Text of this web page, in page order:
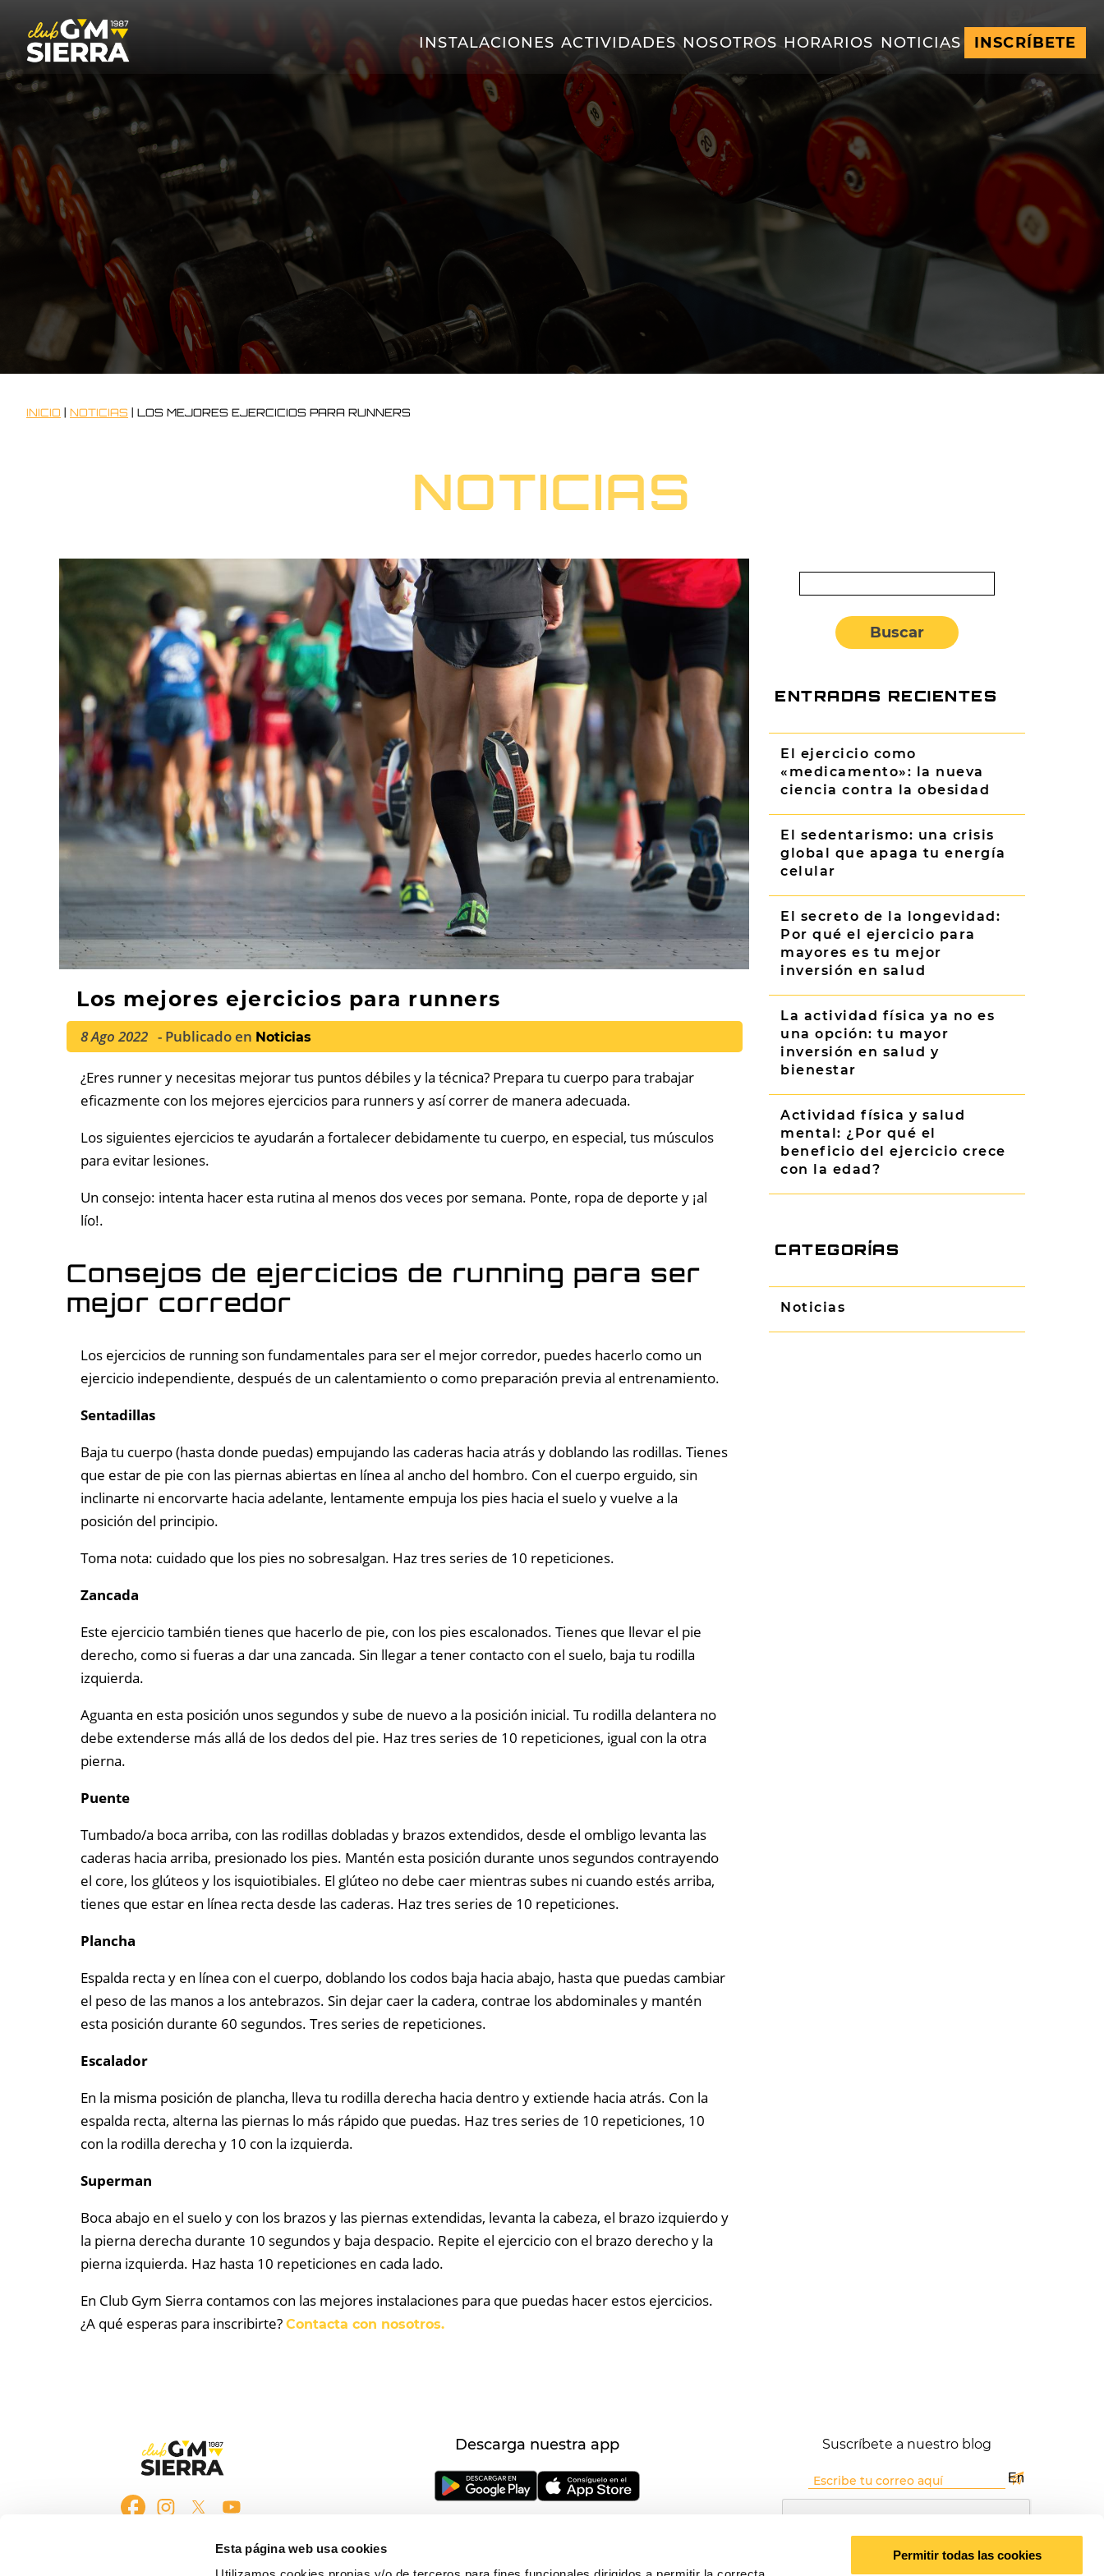
Esta página web usa cookies
Permitir todas las cookies
INSTALACIONES ACTIVIDADES NOSOTROS HORARIOS NOTICIAS INSCRÍBETE
INICIO NOTICIAS LOS MEJORES EJERCICIOS PARA RUNNERS
NOTICIAS
Los mejores ejercicios para runners
8 Ago 2022 - Publicado en Noticias
¿Eres runner y necesitas mejorar tus puntos débiles y la técnica? Prepara tu cuerpo para trabajar
eficazmente con los mejores ejercicios para runners y así correr de manera adecuada.
Los siguientes ejercicios te ayudarán a fortalecer debidamente tu cuerpo, en especial, tus músculos
para evitar lesiones.
Un consejo: intenta hacer esta rutina al menos dos veces por semana. Ponte, ropa de deporte y ¡al
lío!.
Consejos de ejercicios de running para ser
mejor corredor
Los ejercicios de running son fundamentales para ser el mejor corredor, puedes hacerlo como un
ejercicio independiente, después de un calentamiento o como preparación previa al entrenamiento.
Sentadillas
Baja tu cuerpo (hasta donde puedas) empujando las caderas hacia atrás y doblando las rodillas. Tienes
que estar de pie con las piernas abiertas en línea al ancho del hombro. Con el cuerpo erguido, sin
inclinarte ni encorvarte hacia adelante, lentamente empuja los pies hacia el suelo y vuelve a la
posición del principio.
Toma nota: cuidado que los pies no sobresalgan. Haz tres series de 10 repeticiones.
Zancada
Este ejercicio también tienes que hacerlo de pie, con los pies escalonados. Tienes que llevar el pie
derecho, como si fueras a dar una zancada. Sin llegar a tener contacto con el suelo, baja tu rodilla
izquierda.
Aguanta en esta posición unos segundos y sube de nuevo a la posición inicial. Tu rodilla delantera no
debe extenderse más allá de los dedos del pie. Haz tres series de 10 repeticiones, igual con la otra
pierna.
Puente
Tumbado/a boca arriba, con las rodillas dobladas y brazos extendidos, desde el ombligo levanta las
caderas hacia arriba, presionado los pies. Mantén esta posición durante unos segundos contrayendo
el core, los glúteos y los isquiotibiales. El glúteo no debe caer mientras subes ni cuando estés arriba,
tienes que estar en línea recta desde las caderas. Haz tres series de 10 repeticiones.
Plancha
Espalda recta y en línea con el cuerpo, doblando los codos baja hacia abajo, hasta que puedas cambiar
el peso de las manos a los antebrazos. Sin dejar caer la cadera, contrae los abdominales y mantén
esta posición durante 60 segundos. Tres series de repeticiones.
Escalador
En la misma posición de plancha, lleva tu rodilla derecha hacia dentro y extiende hacia atrás. Con la
espalda recta, alterna las piernas lo más rápido que puedas. Haz tres series de 10 repeticiones, 10
con la rodilla derecha y 10 con la izquierda.
Superman
Boca abajo en el suelo y con los brazos y las piernas extendidas, levanta la cabeza, el brazo izquierdo y
la pierna derecha durante 10 segundos y baja despacio. Repite el ejercicio con el brazo derecho y la
pierna izquierda. Haz hasta 10 repeticiones en cada lado.
En Club Gym Sierra contamos con las mejores instalaciones para que puedas hacer estos ejercicios.
¿A qué esperas para inscribirte? Contacta con nosotros.
ENTRADAS RECIENTES
El ejercicio como
«medicamento»: la nueva
ciencia contra la obesidad
El sedentarismo: una crisis
global que apaga tu energía
celular
El secreto de la longevidad:
Por qué el ejercicio para
mayores es tu mejor
inversión en salud
La actividad física ya no es
una opción: tu mayor
inversión en salud y
bienestar
Actividad física y salud
mental: ¿Por qué el
beneficio del ejercicio crece
con la edad?
CATEGORÍAS
Noticias
Descarga nuestra app Suscríbete a nuestro blog